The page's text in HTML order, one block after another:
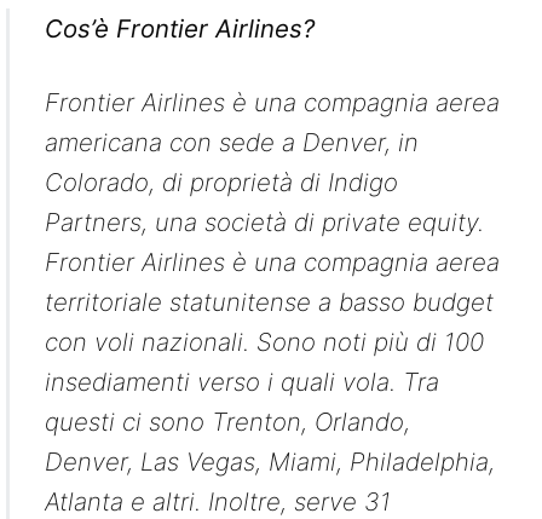
Cos’è Frontier Airlines?
Frontier Airlines è una compagnia aerea
americana con sede a Denver, in
Colorado, di proprietà di Indigo
Partners, una società di private equity.
Frontier Airlines è una compagnia aerea
territoriale statunitense a basso budget
con voli nazionali. Sono noti più di 100
insediamenti verso i quali vola. Tra
questi ci sono Trenton, Orlando,
Denver, Las Vegas, Miami, Philadelphia,
Atlanta e altri. Inoltre, serve 31